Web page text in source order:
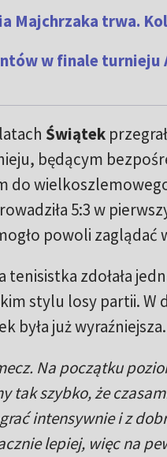
Majchrzaka trwa.
w finale turnieju
Świątek
będącym
do
5:3 w
powoli zaglądać
tenisistka zdołała
stylu losy partii. W
była już wyraźniejsza.
Na początku
tak szybko, że
intensywnie i z
lepiej, więc na